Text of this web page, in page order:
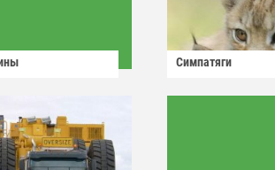
Симпатяги